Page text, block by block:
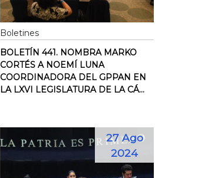
Boletines
BOLETÍN 441. NOMBRA MARKO
CORTÉS A NOEMÍ LUNA
COORDINADORA DEL GPPAN EN
LA LXVI LEGISLATURA DE LA CÁ...
27 Ago
2024